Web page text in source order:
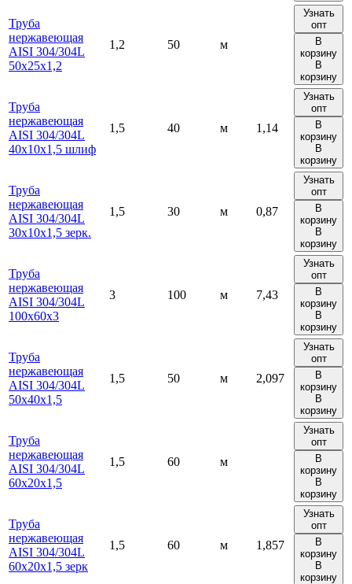
Труба
нержавеющая
AISI 304/304L
50х25х1,2
1,2 50 м
Узнать
опт
В
корзину
В
корзину
Труба
нержавеющая
AISI 304/304L
40х10х1,5 шлиф
1,5 40 м 1,14
Узнать
опт
В
корзину
В
корзину
Труба
нержавеющая
AISI 304/304L
30х10х1,5 зерк.
1,5 30 м 0,87
Узнать
опт
В
корзину
В
корзину
Труба
нержавеющая
AISI 304/304L
100х60х3
3 100 м 7,43
Узнать
опт
В
корзину
В
корзину
Труба
нержавеющая
AISI 304/304L
50х40х1,5
1,5 50 м 2,097
Узнать
опт
В
корзину
В
корзину
Труба
нержавеющая
AISI 304/304L
60х20х1,5
1,5 60 м
Узнать
опт
В
корзину
В
корзину
Труба
нержавеющая
AISI 304/304L
60х20х1,5 зерк
1,5 60 м 1,857
Узнать
опт
В
корзину
В
корзину